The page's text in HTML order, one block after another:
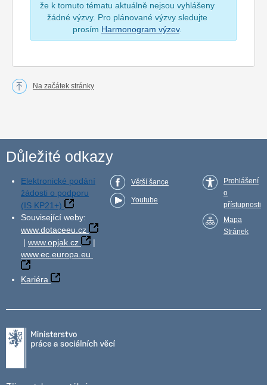
že k tomuto tématu aktuálně nejsou vyhlášeny
žádné výzvy. Pro plánované výzvy sledujte
prosím Harmonogram výzev.
Na začátek stránky
Důležité odkazy
Elektronické podání
žádosti o podporu
(IS KP21+)
Související weby:
www.dotaceeu.cz
| www.opjak.cz
|
www.ec.europa.eu
Kariéra
Větší šance
Youtube
Prohlášení
o
přístupnosti
Mapa
Stránek